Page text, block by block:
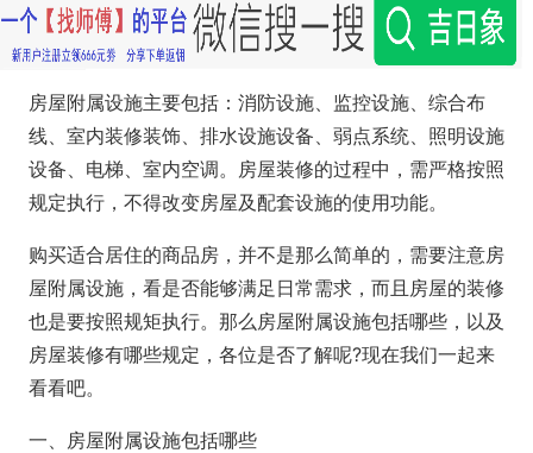
房屋附属设施主要包括：消防设施、监控设施、综合布
线、室内装修装饰、排水设施设备、弱点系统、照明设施
设备、电梯、室内空调。房屋装修的过程中，需严格按照
规定执行，不得改变房屋及配套设施的使用功能。
购买适合居住的商品房，并不是那么简单的，需要注意房
屋附属设施，看是否能够满足日常需求，而且房屋的装修
也是要按照规矩执行。那么房屋附属设施包括哪些，以及
房屋装修有哪些规定，各位是否了解呢?现在我们一起来
看看吧。
一、房屋附属设施包括哪些